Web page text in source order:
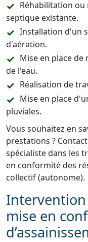
Réhabilitation ou
septique existante.
Installation d'un
d'aération.
Mise en place
de l'eau.
Réalisation de
Mise en place
pluviales.
Vous souhaitez en
prestations ?
spécialiste dans les
en conformité des
collectif (autonome).
mise en